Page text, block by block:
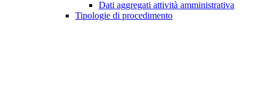
Dati aggregati attività amministrativa
Tipologie di procedimento